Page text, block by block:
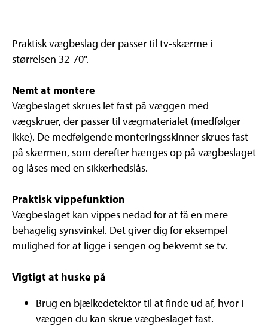
Praktisk vægbeslag der passer til tv-skærme i
størrelsen 32-70".
Nemt at montere
Vægbeslaget skrues let fast på væggen med
vægskruer, der passer til vægmaterialet (medfølger
ikke). De medfølgende monteringsskinner skrues fast
på skærmen, som derefter hænges op på vægbeslaget
og låses med en sikkerhedslås.
Praktisk vippefunktion
Vægbeslaget kan vippes nedad for at få en mere
behagelig synsvinkel. Det giver dig for eksempel
mulighed for at ligge i sengen og bekvemt se tv.
Vigtigt at huske på
Brug en bjælkedetektor til at finde ud af, hvor i
væggen du kan skrue vægbeslaget fast.